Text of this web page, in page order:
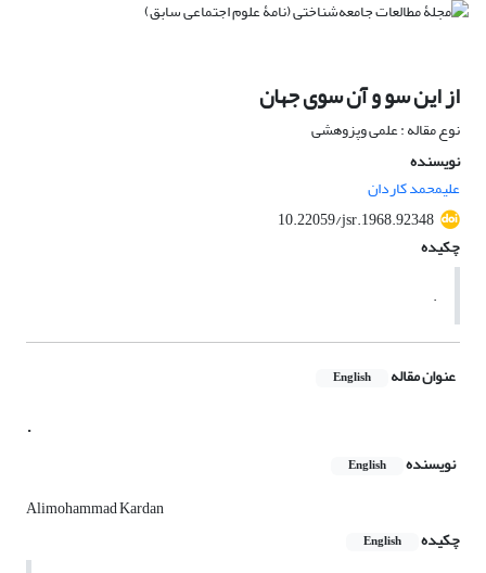
از این سو و آن سوی جهان
نوع مقاله : علمی وپزوهشی
نویسنده
علیمحمد کاردان
10.22059/jsr.1968.92348
چکیده
.
عنوان مقاله English
.
نویسنده English
Alimohammad Kardan
چکیده
English